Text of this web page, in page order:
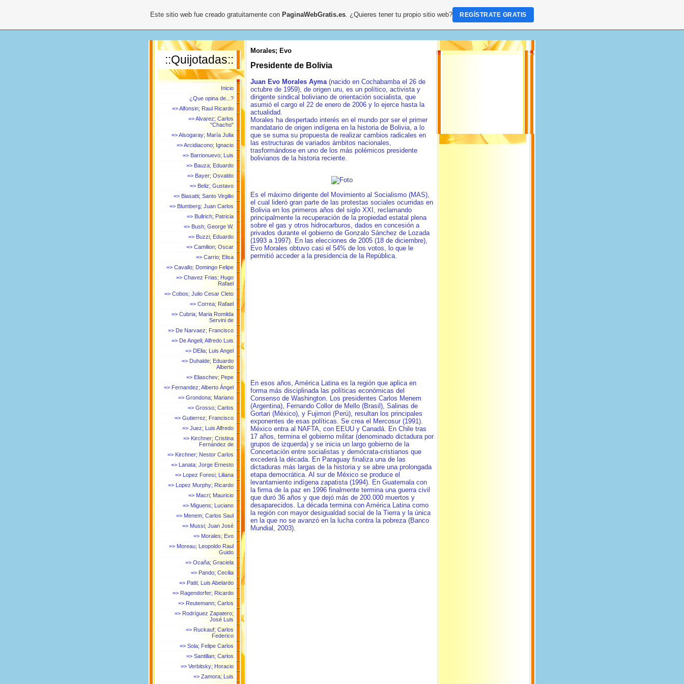
::Quijotadas::
Inicio
¿Que opina de...?
=> Alfonsin; Raul Ricardo
=> Alvarez; Carlos
"Chacho"
=> Alsogaray; María Julia
=> Arcidiacono; Ignacio
=> Barrionuevo; Luis
=> Bauza; Eduardo
=> Bayer; Osvaldo
=> Beliz; Gustavo
=> Biasatti; Santo Virgilio
=> Blumberg; Juan Carlos
=> Bullrich; Patricia
=> Bush; George W.
=> Buzzi; Eduardo
=> Camilion; Oscar
=> Carrio; Elisa
=> Cavallo; Domingo Felipe
=> Chavez Frias; Hugo
Rafael
=> Cobos; Julio Cesar Cleto
=> Correa; Rafael
=> Cubria; Maria Romilda
Servini de
=> De Narvaez; Francisco
=> De Angeli; Alfredo Luis
=> DElia; Luis Angel
=> Duhalde; Eduardo
Alberto
=> Eliaschev; Pepe
=> Fernandez; Alberto Ángel
=> Grondona; Mariano
=> Grosso; Carlos
=> Gutierrez; Francisco
=> Juez; Luis Alfredo
=> Kirchner; Cristina
Fernández de
=> Kirchner; Nestor Carlos
=> Lanata; Jorge Ernesto
=> Lopez Foresi; Liliana
=> Lopez Murphy; Ricardo
=> Macri; Mauricio
=> Miguens; Luciano
=> Menem; Carlos Saul
=> Mussi; Juan José
=> Morales; Evo
=> Moreau; Leopoldo Raul
Guido
=> Ocaña; Graciela
=> Pando; Cecilia
=> Patti; Luis Abelardo
=> Ragendorfer; Ricardo
=> Reutemann; Carlos
=> Rodríguez Zapatero;
José Luis
=> Ruckauf; Carlos
Federico
=> Sola; Felipe Carlos
=> Santillan; Carlos
=> Verbitsky; Horacio
=> Zamora; Luis
Morales; Evo
Presidente de Bolivia
Juan Evo Morales Ayma (nacido en Cochabamba el 26 de
octubre de 1959), de origen uru, es un político, activista y
dirigente sindical boliviano de orientación socialista, que
asumió el cargo el 22 de enero de 2006 y lo ejerce hasta la
actualidad.
Morales ha despertado interés en el mundo por ser el primer
mandatario de origen indígena en la historia de Bolivia, a lo
que se suma su propuesta de realizar cambios radicales en
las estructuras de variados ámbitos nacionales,
trasformándose en uno de los más polémicos presidente
bolivianos de la historia reciente.
Es el máximo dirigente del Movimiento al Socialismo (MAS),
el cual lideró gran parte de las protestas sociales ocurridas en
Bolivia en los primeros años del siglo XXI, reclamando
principalmente la recuperación de la propiedad estatal plena
sobre el gas y otros hidrocarburos, dados en concesión a
privados durante el gobierno de Gonzalo Sánchez de Lozada
(1993 a 1997). En las elecciones de 2005 (18 de diciembre),
Evo Morales obtuvo casi el 54% de los votos, lo que le
permitió acceder a la presidencia de la República.
En esos años, América Latina es la región que aplica en
forma más disciplinada las políticas económicas del
Consenso de Washington. Los presidentes Carlos Menem
(Argentina), Fernando Collor de Mello (Brasil), Salinas de
Gortari (México), y Fujimori (Perú), resultan los principales
exponentes de esas políticas. Se crea el Mercosur (1991).
México entra al NAFTA, con EEUU y Canadá. En Chile tras
17 años, termina el gobierno militar (denominado dictadura por
grupos de izquerda) y se inicia un largo gobierno de la
Concertación entre socialistas y demócrata-cristianos que
excederá la década. En Paraguay finaliza una de las
dictaduras más largas de la historia y se abre una prolongada
etapa democrática. Al sur de México se produce el
levantamiento indígena zapatista (1994). En Guatemala con
la firma de la paz en 1996 finalmente termina una guerra civil
que duró 36 años y que dejó más de 200.000 muertos y
desaparecidos. La década termina con América Latina como
la región con mayor desigualdad social de la Tierra y la única
en la que no se avanzó en la lucha contra la pobreza (Banco
Mundial, 2003).
Este sitio web fue creado gratuitamente con PaginaWebGratis.es. ¿Quieres tener tu propio sitio web? REGÍSTRATE GRATIS